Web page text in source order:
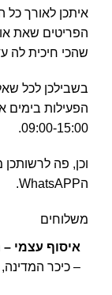
איתכן לאורך
הפריטים שאת
שהכי חיכית לה
09:00-15:00.
וכן, פה
הWhatsAPP.
משלוחים
איסוף עצמי –
– כיכר